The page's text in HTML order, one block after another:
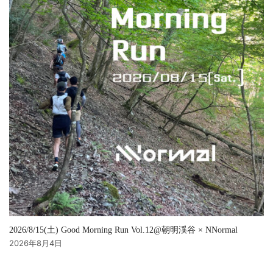
2026/8/15(土) Good Morning Run Vol.12@朝明渓谷 × NNormal
2026年8月4日